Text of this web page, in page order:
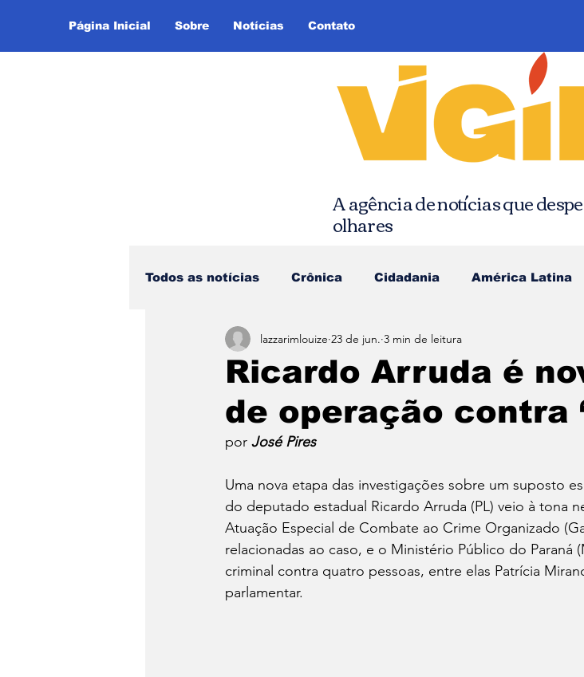
Página Inicial Sobre Notícias Contato
A agência de notícias que
olhares
Todos as notícias Crônica Cidadania América Latina
Dica de Leitura Notícias da Quebrada
Emergência Climática Política Educação
Qual é a sua luta? Crônica Cultura Moradia
Religião Polícia
Ricardo Arruda é
de operação contra
lazzarimlouize 23 de jun. 3 min de leitura
por José Pires
Uma nova etapa das investigações sobre um suposto
do deputado estadual Ricardo Arruda (PL) veio à tona
Atuação Especial de Combate ao Crime Organizado
relacionadas ao caso, e o Ministério Público do Paraná
criminal contra quatro pessoas, entre elas Patrícia
parlamentar.